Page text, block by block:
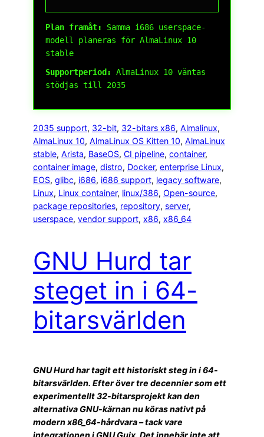
Plan framåt:
Samma i686 userspace-
modell planeras för AlmaLinux 10
stable
Supportperiod:
AlmaLinux 10 väntas
stödjas till 2035
2035 support, 32-bit, 32-bitars x86, Almalinux
AlmaLinux 10, AlmaLinux OS Kitten 10, AlmaLinux
stable, Arista, BaseOS, CI pipeline, container
container image, distro, Docker, enterprise Linux
EOS, glibc, i686, i686 support, legacy software
Linux, Linux container, linux/386, Open-source
package repositories, repository, server
userspace, vendor support, x86, x86_64
GNU Hurd tar
steget in i 64-
bitarsvärlden
GNU Hurd har tagit ett historiskt steg in i 64-
bitarsvärlden. Efter över tre decennier som ett
experimentellt 32-bitarsprojekt kan den
alternativa GNU-kärnan nu köras nativt på
modern x86_64-hårdvara – tack vare
integrationen i GNU Guix. Det innebär inte att